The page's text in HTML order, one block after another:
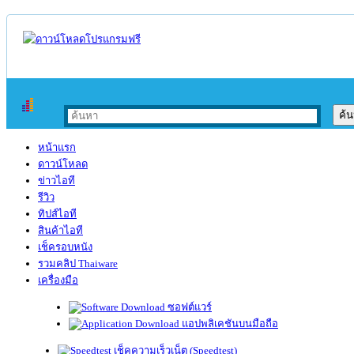
หน้าแรก
ดาวน์โหลด
ข่าวไอที
รีวิว
ทิปส์ไอที
สินค้าไอที
เช็ครอบหนัง
รวมคลิป Thaiware
เครื่องมือ
ซอฟต์แวร์
แอปพลิเคชันบนมือถือ
เช็คความเร็วเน็ต (Speedtest)